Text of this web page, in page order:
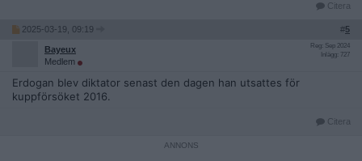
Citera
2025-03-19, 09:19 #5
Bayeux
Medlem
Reg: Sep 2024
Inlägg: 727
Erdogan blev diktator senast den dagen han utsattes för
kuppförsöket 2016.
Citera